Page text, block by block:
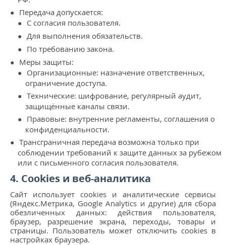
Передача допускается:
С согласия пользователя.
Для выполнения обязательств.
По требованию закона.
Меры защиты:
Организационные: назначение ответственных,
ограничение доступа.
Технические: шифрование, регулярный аудит,
защищённые каналы связи.
Правовые: внутренние регламенты, соглашения о
конфиденциальности.
Трансграничная передача возможна только при
соблюдении требований к защите данных за рубежом
или с письменного согласия пользователя.
4. Cookies и веб-аналитика
Сайт использует cookies и аналитические сервисы
(Яндекс.Метрика, Google Analytics и другие) для сбора
обезличенных данных: действия пользователя,
браузер, разрешение экрана, переходы, товары и
страницы. Пользователь может отключить cookies в
настройках браузера.